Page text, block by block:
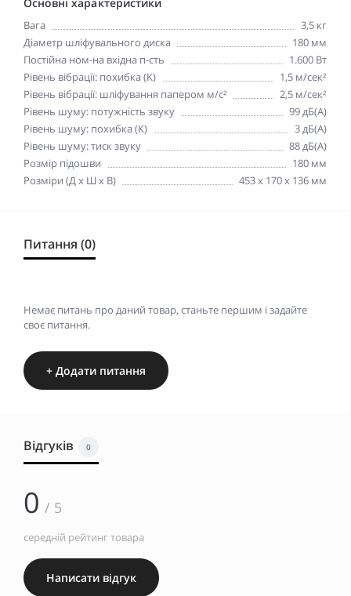
Основні характеристики
Вага
3,5 кг
Діаметр шліфувального диска
180 мм
Постійна ном-на вхідна п-сть
1.600 Вт
Рівень вібрації: похибка (K)
1,5 м/сек²
Рівень вібрації: шліфування папером м/с²
2,5 м/сек²
Рівень шуму: потужність звуку
99 дБ(A)
Рівень шуму: похибка (К)
3 дБ(A)
Рівень шуму: тиск звуку
88 дБ(A)
Розмір підошви
180 мм
Розміри (Д х Ш х В)
453 x 170 x 136 мм
Питання (0)
Немає питань про даний товар, станьте першим і задайте
своє питання.
+ Додати питання
Відгуків 0
0 / 5
середній рейтинг товара
Написати відгук